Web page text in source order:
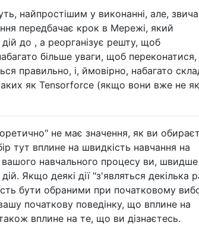
найпростішим у виконанні, але,
передбачає крок в Мережі, який
до , а реорганізує решту, щоб
більше уваги, щоб
правильно, і, ймовірно, набагато
як Tensorforce (якщо вони вже не
не має значення, як ви
тут вплине на швидкість навчання на
навчального процесу ви, швидше
Якщо деякі дії "з'являться декілька
бути обраними при початковому
початкову поведінку, що вплине на
вплине на те, що ви дізнаєтесь.